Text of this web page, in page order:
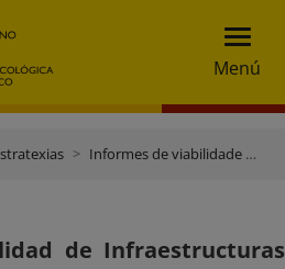
Menú
Informes de viabilidade de obras hidráulicas
de Infraestructuras